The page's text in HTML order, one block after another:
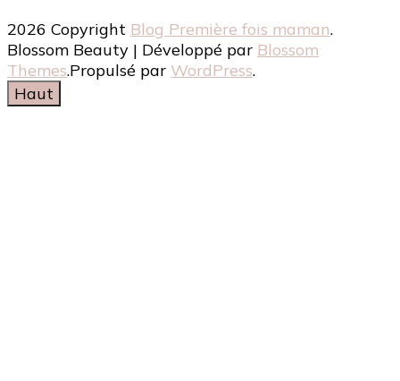
2026 Copyright Blog Première fois maman.
Blossom Beauty | Développé par Blossom
Themes.Propulsé par WordPress.
Haut